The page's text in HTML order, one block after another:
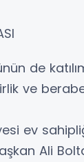
de
ve
ev
Ali